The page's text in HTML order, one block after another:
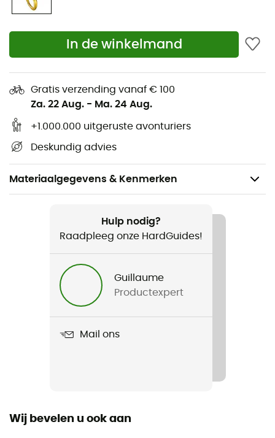
In de winkelmand
Gratis verzending vanaf € 100
Za. 22 Aug. - Ma. 24 Aug.
+1.000.000 uitgeruste avonturiers
Deskundig advies
Materiaalgegevens & Kenmerken
Klimmen / Multipitch klimmen / Canyoning /
Bergbeklimmen
< 11 mm (Single) / > 8,1 mm mm (Half)
Hulp nodig?
Raadpleeg onze HardGuides!
Guillaume
Productexpert
Mail ons
Wij bevelen u ook aan